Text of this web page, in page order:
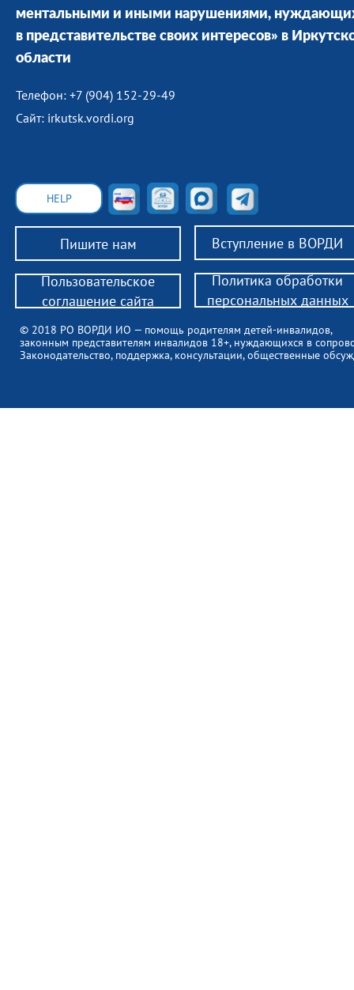
ментальными и иными нарушениями,
в представительстве своих интересов» в
области
Телефон: +7 (904) 152-29-49
Сайт: irkutsk.vordi.org
Пишите нам Вступление в ВОРДИ
© 2018 РО ВОРДИ ИО — помощь родителям детей-инвалидов,
законным представителям инвалидов 18+, нуждающихся в
Законодательство, поддержка, консультации, общественные
HELP
Пользовательское
соглашение сайта
Политика обработки
персональных данных